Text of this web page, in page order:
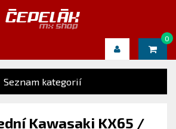
0
Seznam kategorií
Kawasaki KX65 /